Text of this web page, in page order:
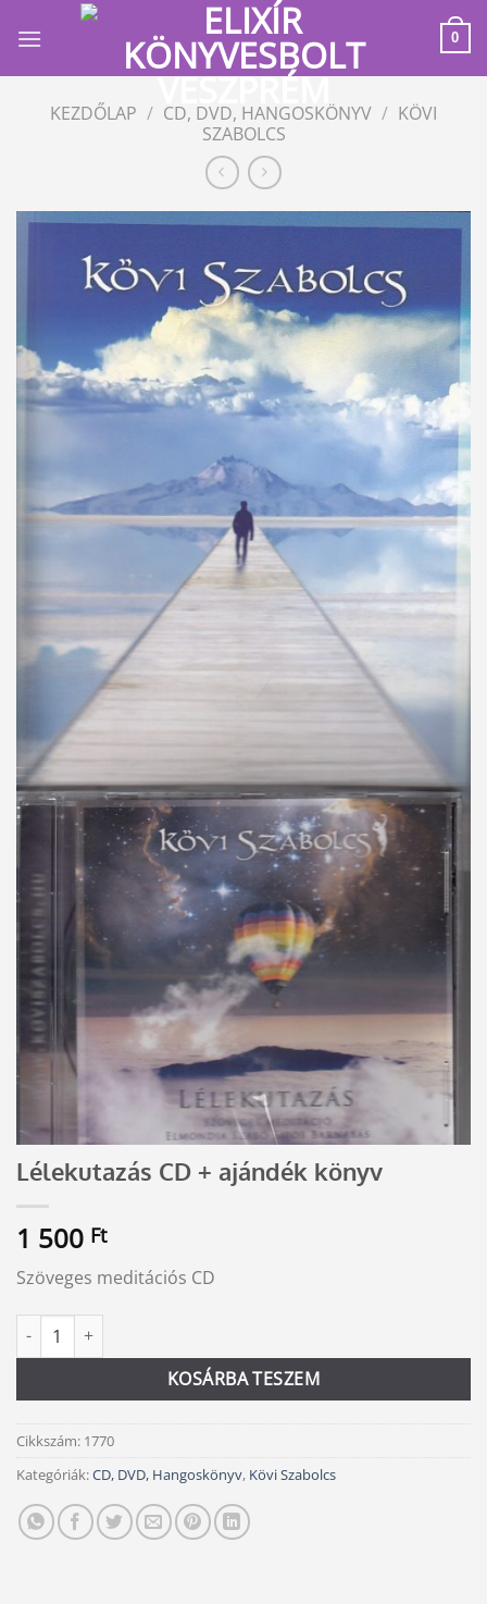
0
KEZDŐLAP / CD, DVD, HANGOSKÖNYV / KÖVI
SZABOLCS
Lélekutazás CD + ajándék könyv
1 500 Ft
Szöveges meditációs CD
Lélekutazás CD + ajándék könyv mennyiség
KOSÁRBA TESZEM
Alternative:
Cikkszám: 1770
Kategóriák:CD, DVD, Hangoskönyv, Kövi Szabolcs